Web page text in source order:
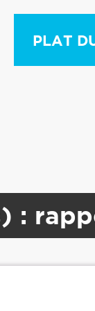
PLAT
: